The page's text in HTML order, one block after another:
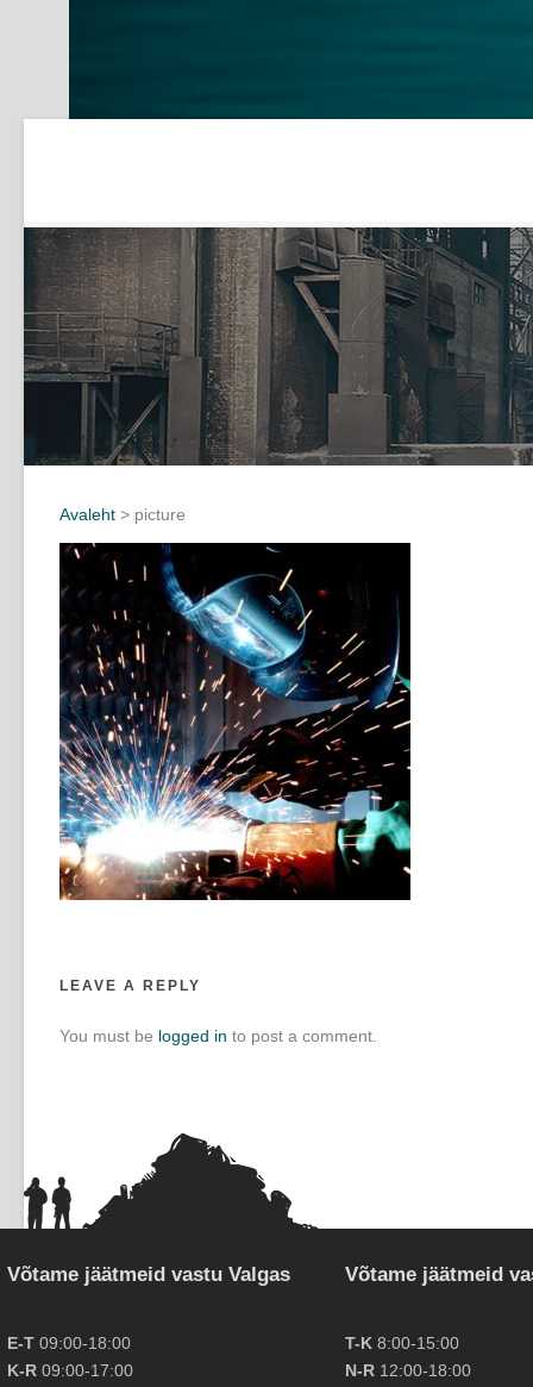
Avaleht > picture
LEAVE A REPLY
You must be logged in to post a comment.
Võtame jäätmeid vastu Valgas
E-T09:00-18:00
K-R09:00-17:00
Võtame jäätmeid
T-K 8:00-15:00
N-R 12:00-18:00